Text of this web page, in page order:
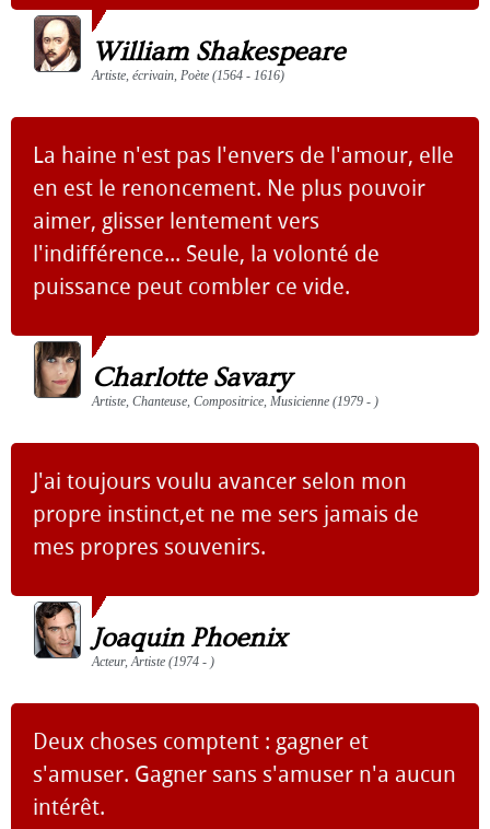
William Shakespeare
Artiste, écrivain, Poète (1564 - 1616)
La haine n'est pas l'envers de l'amour, elle
en est le renoncement. Ne plus pouvoir
aimer, glisser lentement vers
l'indifférence... Seule, la volonté de
puissance peut combler ce vide.
Charlotte Savary
Artiste, Chanteuse, Compositrice, Musicienne (1979 - )
J'ai toujours voulu avancer selon mon
propre instinct,et ne me sers jamais de
mes propres souvenirs.
Joaquin Phoenix
Acteur, Artiste (1974 - )
Deux choses comptent : gagner et
s'amuser. Gagner sans s'amuser n'a aucun
intérêt.